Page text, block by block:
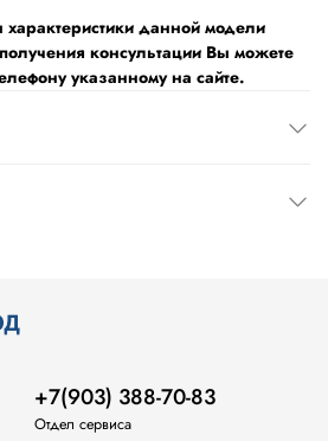
данной модели
консультации Вы можете
указанному на сайте.
+7(903) 388-70-83
Отдел сервиса